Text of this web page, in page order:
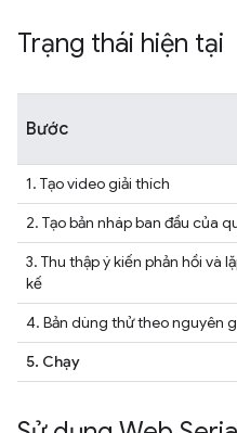
Trạng thái hiện tại
Bước
1. Tạo video giải thích
2. Tạo bản nháp ban đầu của
3. Thu thập ý kiến phản hồi và
kế
4. Bản dùng thử theo nguyên
5. Chạy